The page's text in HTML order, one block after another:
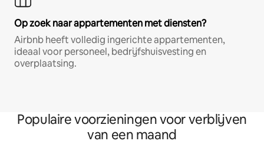
Op zoek naar appartementen met diensten?
Airbnb heeft volledig ingerichte appartementen,
ideaal voor personeel, bedrijfshuisvesting en
overplaatsing.
Populaire voorzieningen voor verblijven
van een maand